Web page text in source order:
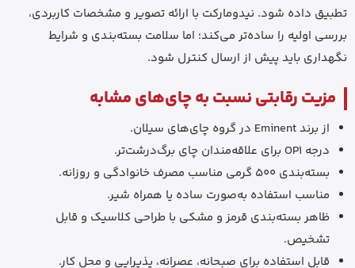
تطبیق داده شود. نیدومارکت با ارائه تصویر و مشخصات کاربردی،
بررسی اولیه را ساده‌تر می‌کند؛ اما سلامت بسته‌بندی و شرایط
نگهداری باید پیش از ارسال کنترل شود.
مزیت رقابتی نسبت به چای‌های مشابه
از برند Eminent در گروه چای‌های سیلان.
درجه OP1 برای علاقه‌مندان چای برگ‌درشت‌تر.
بسته‌بندی 500 گرمی مناسب مصرف خانوادگی و روزانه.
مناسب استفاده به‌صورت ساده یا همراه شیر.
ظاهر بسته‌بندی قرمز و مشکی با طراحی کلاسیک و قابل
تشخیص.
قابل استفاده برای صبحانه، عصرانه، پذیرایی و محل کار.